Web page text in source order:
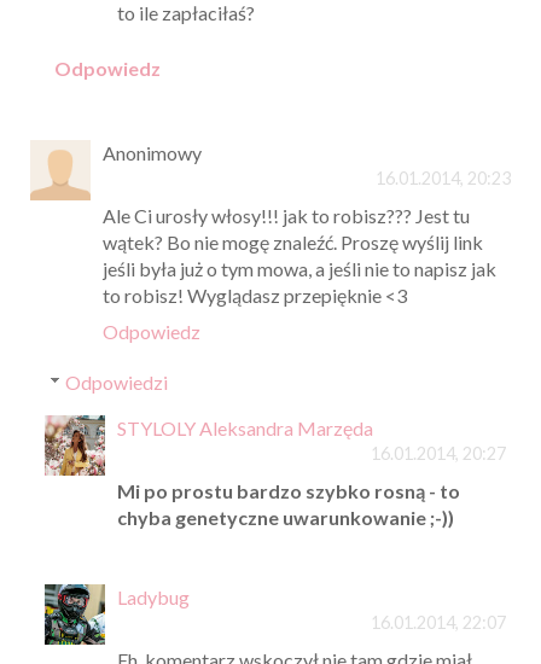
to ile zapłaciłaś?
Odpowiedz
Anonimowy
16.01.2014, 20:23
Ale Ci urosły włosy!!! jak to robisz??? Jest tu
wątek? Bo nie mogę znaleźć. Proszę wyślij link
jeśli była już o tym mowa, a jeśli nie to napisz jak
to robisz! Wyglądasz przepięknie <3
Odpowiedz
Odpowiedzi
STYLOLY Aleksandra Marzęda
16.01.2014, 20:27
Mi po prostu bardzo szybko rosną - to
chyba genetyczne uwarunkowanie ;-))
Ladybug
16.01.2014, 22:07